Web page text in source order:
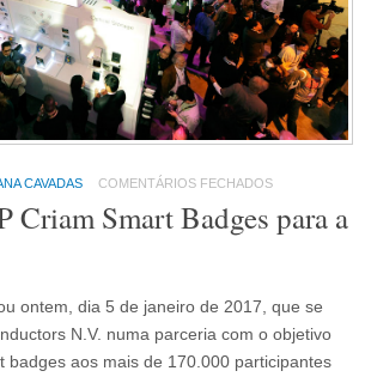
CAVADAS COMENTÁRIOS FECHADOS
Criam Smart Badges para a
ontem, dia 5 de janeiro de 2017, que se
N.V. numa parceria com o objetivo
badges aos mais de 170.000 participantes